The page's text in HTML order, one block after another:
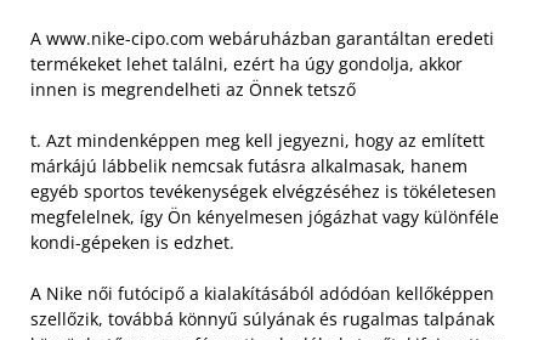
A www.nike-cipo.com webáruházban garantáltan eredeti
termékeket lehet találni, ezért ha úgy gondolja, akkor
innen is megrendelheti az Önnek tetsző
t. Azt mindenképpen meg kell jegyezni, hogy az említett
márkájú lábbelik nemcsak futásra alkalmasak, hanem
egyéb sportos tevékenységek elvégzéséhez is tökéletesen
megfelelnek, így Ön kényelmesen jógázhat vagy különféle
kondi-gépeken is edzhet.
A Nike női futócipő a kialakításából adódóan kellőképpen
szellőzik, továbbá könnyű súlyának és rugalmas talpának